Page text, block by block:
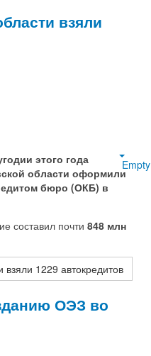
взяли
Empty
этого года
области оформили
бюро (ОКБ) в
составил почти 848 млн
1229 автокредитов
ОЭЗ во